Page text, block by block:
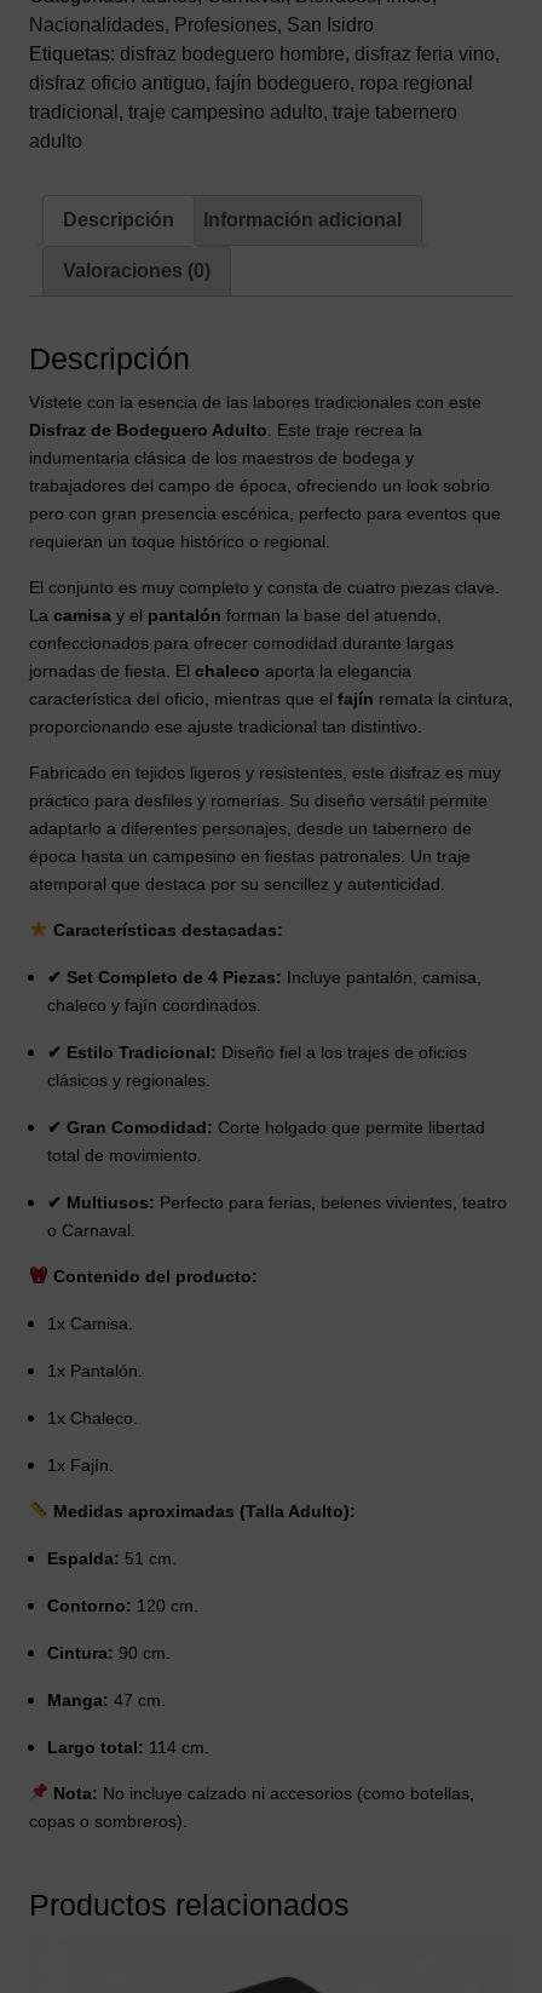
4
Piezas
cantidad
Nacionalidades, Profesiones, San Isidro
Etiquetas: disfraz bodeguero hombre, disfraz feria vino,
disfraz oficio antiguo, fajín bodeguero, ropa regional
tradicional , traje campesino adulto, traje tabernero
adulto
Descripción Información adicional
Valoraciones (0)
Descripción
Vístete con la esencia de las labores tradicionales con este
Disfraz de Bodeguero Adulto . Este traje recrea la
indumentaria clásica de los maestros de bodega y
trabajadores del campo de época, ofreciendo un look sobrio
pero con gran presencia escénica, perfecto para eventos que
requieran un toque histórico o regional.
El conjunto es muy completo y consta de cuatro piezas clave.
La camisa y el pantalón forman la base del atuendo,
confeccionados para ofrecer comodidad durante largas
jornadas de fiesta. El chaleco aporta la elegancia
característica del oficio, mientras que el fajín remata la cintura,
proporcionando ese ajuste tradicional tan distintivo.
Fabricado en tejidos ligeros y resistentes, este disfraz es muy
práctico para desfiles y romerías. Su diseño versátil permite
adaptarlo a diferentes personajes, desde un tabernero de
época hasta un campesino en fiestas patronales. Un traje
atemporal que destaca por su sencillez y autenticidad.
Características destacadas:
✔ Set Completo de 4 Piezas: Incluye pantalón, camisa,
chaleco y fajín coordinados.
✔ Estilo Tradicional: Diseño fiel a los trajes de oficios
clásicos y regionales.
✔ Gran Comodidad: Corte holgado que permite libertad
total de movimiento.
✔ Multiusos: Perfecto para ferias, belenes vivientes, teatro
o Carnaval.
Contenido del producto:
1x Camisa.
1x Pantalón.
1x Chaleco.
1x Fajín.
Medidas aproximadas (Talla Adulto):
Espalda: 51 cm.
Contorno: 120 cm.
Cintura: 90 cm.
Manga: 47 cm.
Largo total: 114 cm.
Nota: No incluye calzado ni accesorios (como botellas,
copas o sombreros).
Productos relacionados